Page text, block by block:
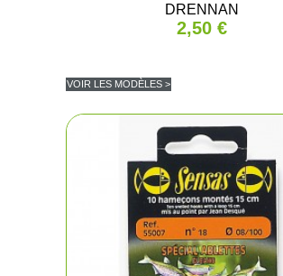
DRENNAN
2,50 €
VOIR LES MODÈLES >